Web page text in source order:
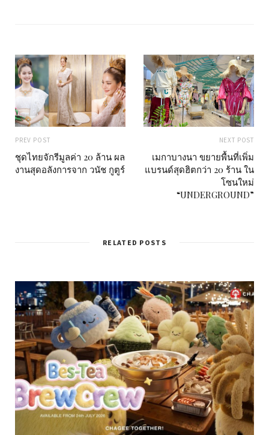
PREV POST
ชุดไทยจักรีมูลค่า 20 ล้าน ผล
งานสุดอลังการจาก วนัช กูตูร์
NEXT POST
เมกาบางนา ขยายพื้นที่เพิ่ม
แบรนด์สุดฮิตกว่า 20 ร้าน ใน
โซนใหม่
“UNDERGROUND”
RELATED POSTS